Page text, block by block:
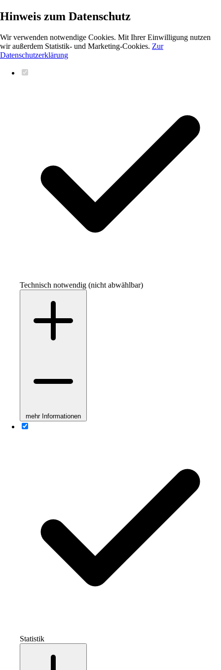
Hinweis zum Datenschutz
Wir verwenden notwendige Cookies. Mit Ihrer Einwilligung nutzen
wir außerdem Statistik- und Marketing-Cookies. Zur
Datenschutzerklärung
Technisch notwendig (nicht abwählbar)
mehr Informationen
Statistik